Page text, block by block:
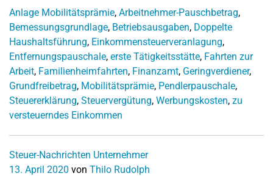
Anlage Mobilitätsprämie, Arbeitnehmer-Pauschbetrag,
Bemessungsgrundlage, Betriebsausgaben, Doppelte
Haushaltsführung, Einkommensteuerveranlagung,
Entfernungspauschale, erste Tätigkeitsstätte, Fahrten zur
Arbeit, Familienheimfahrten, Finanzamt, Geringverdiener,
Grundfreibetrag, Mobilitätsprämie, Pendlerpauschale,
Steuererklärung, Steuervergütung, Werbungskosten, zu
versteuerndes Einkommen
Steuer-Nachrichten Unternehmer
13. April 2020 von Thilo Rudolph